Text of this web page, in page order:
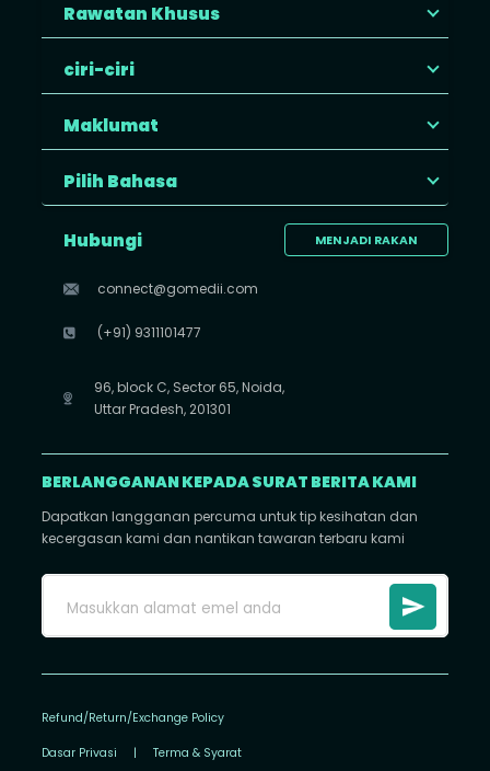
Rawatan Khusus
ciri-ciri
Maklumat
Pilih Bahasa
MENJADI RAKAN
Hubungi
connect@gomedii.com
(+91) 9311101477
96, block C, Sector 65, Noida,
Uttar Pradesh, 201301
BERLANGGANAN KEPADA SURAT BERITA KAMI
Dapatkan langganan percuma untuk tip kesihatan dan
kecergasan kami dan nantikan tawaran terbaru kami
Refund/Return/Exchange Policy
Dasar Privasi | Terma & Syarat